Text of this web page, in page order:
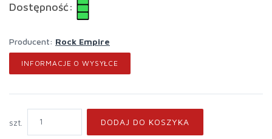
Dostępność:
Producent: Rock Empire
INFORMACJE O WYSYŁCE
szt. DODAJ DO KOSZYKA